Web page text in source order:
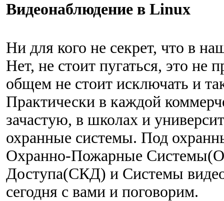
Видеонаблюдение в Linux
Ни для кого не секрет, что в
Нет, не стоит пугаться, это не
общем не стоит исключать и
Практически в каждой
зачастую, в школах и
охранные системы. Под
Охранно-Пожарные
Доступа(СКД) и Системы
сегодня с вами и поговорим.